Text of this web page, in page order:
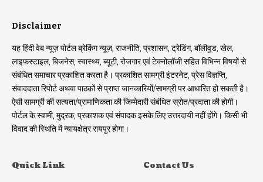
Disclaimer
यह हिंदी वेब न्यूज़ पोर्टल ब्रेकिंग न्यूज़, राजनीति, प्रशासन, ट्रेडिंग, बॉलीवुड, खेल,
लाइफस्टाइल, बिजनेस, स्वास्थ्य, ब्यूटी, रोजगार एवं टेक्नोलॉजी सहित विभिन्न विषयों से
संबंधित समाचार प्रकाशित करता है। प्रकाशित सामग्री इंटरनेट, प्रेस विज्ञप्ति,
संवाददाता रिपोर्ट अथवा पाठकों से प्राप्त जानकारियों/सामग्री पर आधारित हो सकती है।
ऐसी सामग्री की सत्यता/प्रामाणिकता की जिम्मेदारी संबंधित स्रोत/प्रदाता की होगी।
पोर्टल के स्वामी, मुद्रक, प्रकाशक एवं संपादक इसके लिए उत्तरदायी नहीं होंगे। किसी भी
विवाद की स्थिति में न्यायक्षेत्र रायपुर होगा।
Quick Link Contact Us